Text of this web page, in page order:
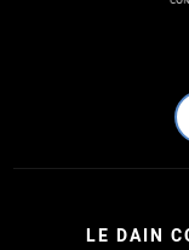
LE DAIN